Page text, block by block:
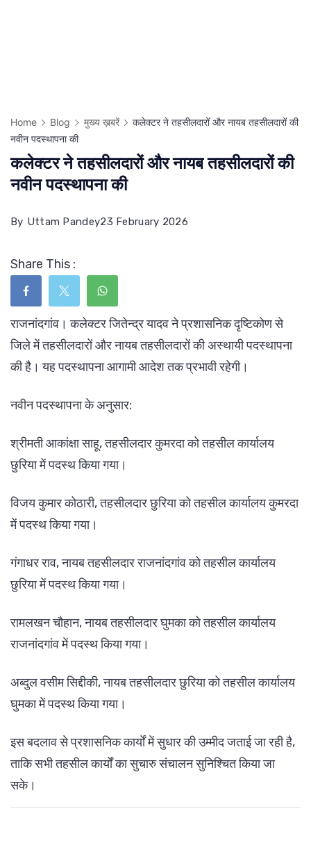
Home Blog मुख्य ख़बरें
कलेक्टर ने तहसीलदारों और नायब तहसीलदारों की
नवीन पदस्थापना की
कलेक्टर ने तहसीलदारों और नायब तहसीलदारों की
नवीन पदस्थापना की
By Uttam Pandey23 February 2026
Share This :
राजनांदगांव। कलेक्टर जितेन्द्र यादव ने प्रशासनिक दृष्टिकोण से
जिले में तहसीलदारों और नायब तहसीलदारों की अस्थायी पदस्थापना
की है। यह पदस्थापना आगामी आदेश तक प्रभावी रहेगी।
नवीन पदस्थापना के अनुसार:
श्रीमती आकांक्षा साहू, तहसीलदार कुमरदा को तहसील कार्यालय
छुरिया में पदस्थ किया गया।
विजय कुमार कोठारी, तहसीलदार छुरिया को तहसील कार्यालय कुमरदा
में पदस्थ किया गया।
गंगाधर राव, नायब तहसीलदार राजनांदगांव को तहसील कार्यालय
छुरिया में पदस्थ किया गया।
रामलखन चौहान, नायब तहसीलदार घुमका को तहसील कार्यालय
राजनांदगांव में पदस्थ किया गया।
अब्दुल वसीम सिद्दीकी, नायब तहसीलदार छुरिया को तहसील कार्यालय
घुमका में पदस्थ किया गया।
इस बदलाव से प्रशासनिक कार्यों में सुधार की उम्मीद जताई जा रही है,
ताकि सभी तहसील कार्यों का सुचारु संचालन सुनिश्चित किया जा
सके।